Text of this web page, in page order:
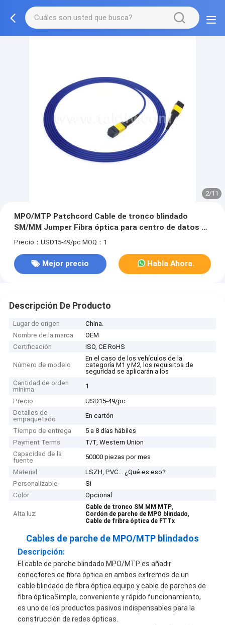
2/11
MPO/MTP Patchcord Cable de tronco blindado
SM/MM Jumper Fibra óptica para centro de datos AI
FTTX Telecom
Precio：USD15-49/pc MOQ：1
Mejor precio Habla Ahora.
Descripción De Producto
Lugar de origen
China.
Nombre de la marca
OEM
Certificación
ISO, CE RoHS
Número de modelo
En el caso de los vehículos de la
categoría M1 y M2, los requisitos de
seguridad se aplicarán a los
Cantidad de orden
mínima
1
Precio
USD15-49/pc
Detalles de
empaquetado
En cartón
Tiempo de entrega
5 a 8 días hábiles
Payment Terms
T/T, Western Union
Capacidad de la
fuente
50000 piezas por mes
Material
LSZH, PVC... ¿Qué es eso?
Personalizable
Sí
Color
Opcional
Alta luz:
Cable de tronco SM MM MTP,
Cordón de parche de MPO blindado,
Cable de fribra óptica de FTTx
Cables de parche de MPO/MTP blindados
Descripción:
El cable de parche blindado MPO/MTP es añadir
conectores de fibra óptica en ambos extremos de un
cable blindado de fibra óptica.equipo y cable de parches de
fibra ópticaSimple, conveniente y rápido funcionamiento,
es uno de los productos pasivos indispensables para la
construcción de redes ópticas.